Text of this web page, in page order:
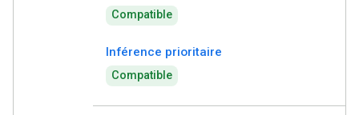
Compatible
Inférence prioritaire
Compatible